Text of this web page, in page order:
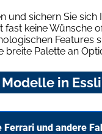
und sichern Sie sich
keine Wünsche
breite Palette an
in
Ferrari und andere